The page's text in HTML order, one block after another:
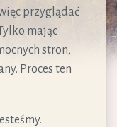
przyglądać
mając
stron,
Proces ten